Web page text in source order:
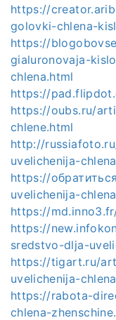
https://
golovki-chlena-
https://
gialuronovaja-
chlena.html
https://
https://oubs.ru/
chlene.html
http://
uvelichenija-
https://
uvelichenija-
https://md.inno3.fr/
https://
sredstvo-dlja-
https://tigart.ru/
uvelichenija-
https://rabota-
chlena-